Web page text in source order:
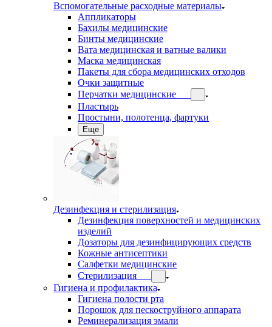
Вспомогательные расходные материалы
Аппликаторы
Бахилы медицинские
Бинты медицинские
Вата медицинская и ватные валики
Маска медицинская
Пакеты для сбора медицинских отходов
Очки защитные
Перчатки медицинские
Пластырь
Простыни, полотенца, фартуки
Еще
Дезинфекция и стерилизация
Дезинфекция поверхностей и медицинских
изделий
Дозаторы для дезинфицирующих средств
Кожные антисептики
Салфетки медицинские
Стерилизация
Гигиена и профилактика
Гигиена полости рта
Порошок для пескоструйного аппарата
Реминерализация эмали